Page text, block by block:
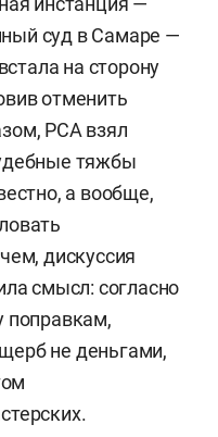
суд в Самаре —
на сторону
отменить
РСА взял
тяжбы
а вообще,
дискуссия
смысл: согласно
поправкам,
не деньгами,